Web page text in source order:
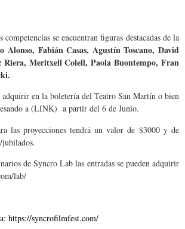
se encuentran figuras destacadas de la
Alonso, Fabián Casas, Agustín Toscano, David
Riera, Meritxell Colell, Paola Buontempo, Fran
adquirir en la boletería del Teatro San Martín o bien
a (LINK) a partir del 6 de Junio.
las proyecciones tendrá un valor de $3000 y de
jubilados.
de Syncro Lab las entradas se pueden adquirir
lab/
https://syncrofilmfest.com/